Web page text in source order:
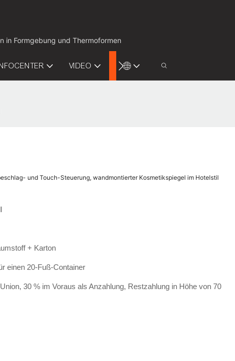
in Formgebung und Thermoformen
VIDEO KONTAKTIEREN SIE UNS
und Touch-Steuerung, wandmontierter Kosmetikspiegel im Hotelstil
+ Karton
einen 20-Fuß-Container
30 % im Voraus als Anzahlung, Restzahlung in Höhe von 70